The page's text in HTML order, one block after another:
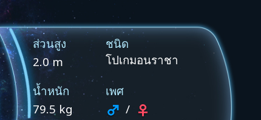
ส่วนสูง
2.0 m
ชนิด
โปเกมอนราชา
น้ำหนัก
79.5 kg
เพศ
/